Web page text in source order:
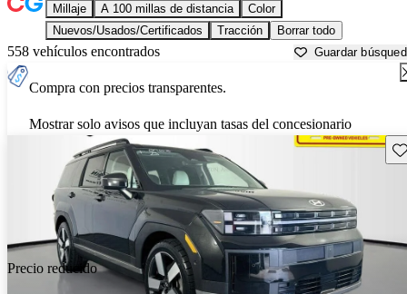
Millaje A 100 millas de distancia
Color
Nuevos/Usados/Certificados
Tracción Borrar todo
558 vehículos encontrados Guardar
Compra con precios transparentes.
Mostrar solo avisos que incluyan tasas del concesionario
Precio reducido